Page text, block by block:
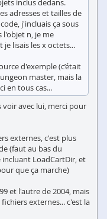
inclus dedans.
adresses et tailles de
j'incluais ça sous
l'objet n, je me
lisais les x octets...
d'exemple (c’était
master, mais la
en tous cas...
voir avec lui, merci pour
externes, c'est plus
(faut au bas du
LoadCartDir, et
que ça marche)
et l'autre de 2004, mais
externes... c'est la